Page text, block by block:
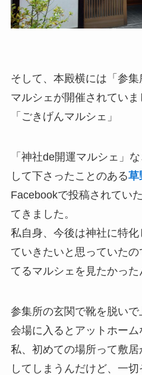
そして、本殿横には「参
マルシェが開催されていま
「ごきげんマルシェ」
「神社de開運マルシェ」
して下さったことのある草
Facebookで投稿されてい
てきました。
私自身、今後は神社に特
ていきたいと思っていた
てるマルシェを見たかった
参集所の玄関で靴を脱いで
会場に入るとアットホーム
私、初めての場所って敷
してしまうんだけど、一